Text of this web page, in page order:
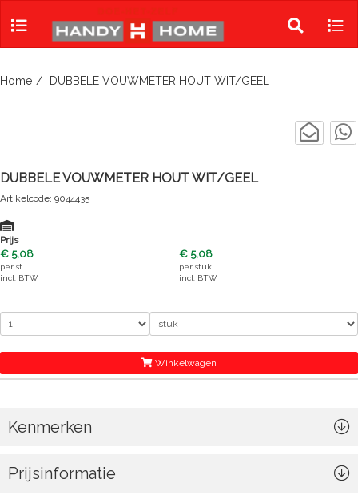
Toggle
search
Home DUBBELE VOUWMETER HOUT WIT/GEEL
DUBBELE VOUWMETER HOUT WIT/GEEL
Artikelcode: 9044435
Prijs
€ 5,08
per st
incl. BTW
€ 5,08
per stuk
incl. BTW
Winkelwagen
Kenmerken
Prijsinformatie